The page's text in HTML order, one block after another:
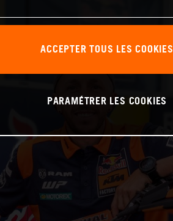
ACCEPTER TOUS LES COOKIES
PARAMÉTRER LES COOKIES